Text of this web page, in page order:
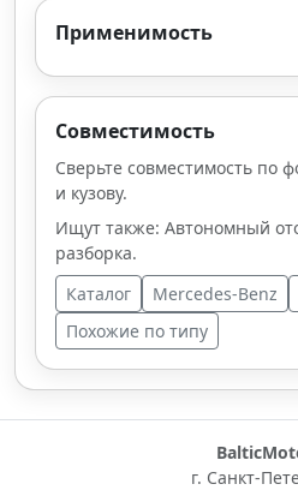
Применимость
Совместимость
Сверьте совместимость по
и кузову.
Ищут также: Автономный
разборка.
Каталог
Mercedes-Benz
Похожие по типу
г. Санкт-